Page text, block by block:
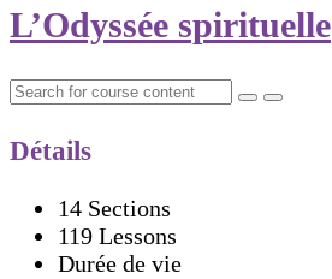
L’Odyssée spirituelle
Détails
14 Sections
119 Lessons
Durée de vie